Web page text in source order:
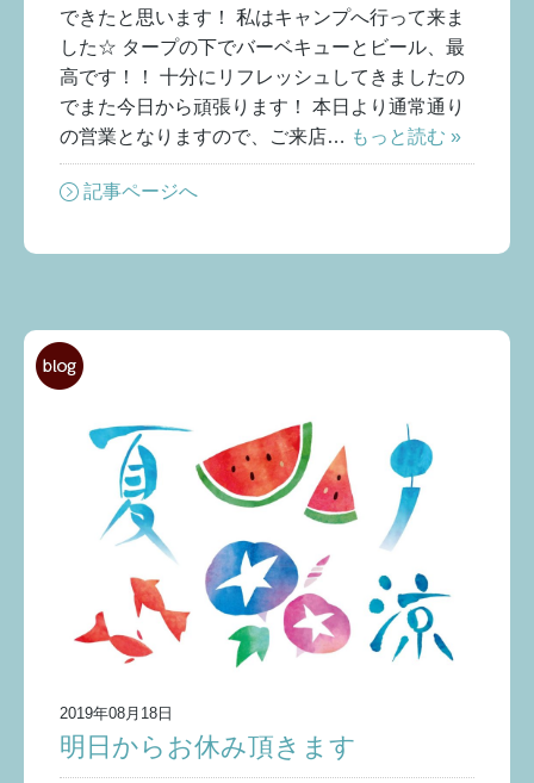
できたと思います！ 私はキャンプへ行って来ま
した☆ タープの下でバーベキューとビール、最
高です！！ 十分にリフレッシュしてきましたの
でまた今日から頑張ります！ 本日より通常通り
の営業となりますので、ご来店… もっと読む »
記事ページへ
2019年08月18日
明日からお休み頂きます